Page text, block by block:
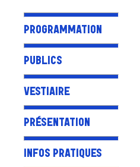
PROGRAMMATION
PUBLICS
VESTIAIRE
PRÉSENTATION
INFOS PRATIQUES